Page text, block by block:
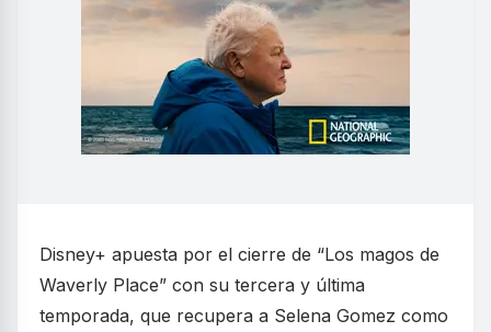
Disney+ apuesta por el cierre de “Los magos de
Waverly Place” con su tercera y última
temporada, que recupera a Selena Gomez como